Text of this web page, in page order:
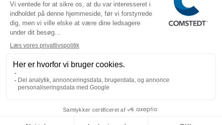
Denmark
KONTAKT OS
E-mail: info@comstedt.dk